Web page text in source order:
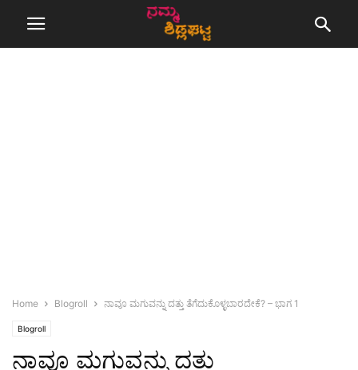
Home Blogroll ನಾವೂ ಮಗುವನ್ನು ದತ್ತು ತೆಗೆದುಕೊಳ್ಳಬಾರದೇಕೆ? – ಭಾಗ 1
Blogroll
ನಾವೂ ಮಗುವನ್ನು ದತ್ತು